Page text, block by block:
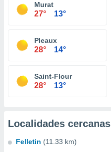
Murat
27° 13°
Pleaux
28° 14°
Saint-Flour
28° 13°
Localidades cercanas
Felletin (11.33 km)